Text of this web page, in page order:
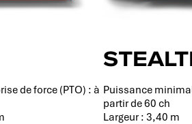
de force (PTO) : à Puissance
partir de 60 ch
Largeur : 3,40 m